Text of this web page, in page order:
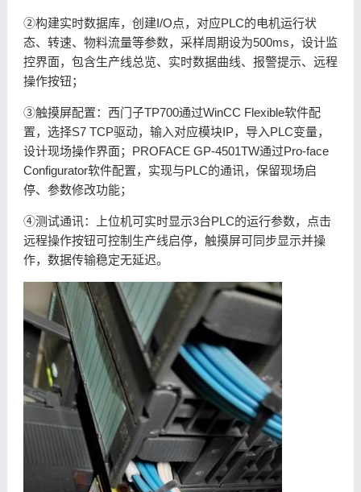
②构建实时数据库，创建I/O点，对应PLC的电机运行状
态、转速、物料流量等参数，采样周期设为500ms，设计监
控界面，包含生产线总览、实时数据曲线、报警提示、远程
操作按钮；
③触摸屏配置：西门子TP700通过WinCC Flexible软件配
置，选择S7 TCP驱动，输入对应模块IP，导入PLC变量，
设计现场操作界面；PROFACE GP-4501TW通过Pro-face
Configurator软件配置，实现与PLC的通讯，保留现场启
停、参数修改功能；
④测试通讯：上位机可实时显示3台PLC的运行参数，点击
远程操作按钮可控制生产线启停，触摸屏可同步显示并操
作，数据传输稳定无延迟。